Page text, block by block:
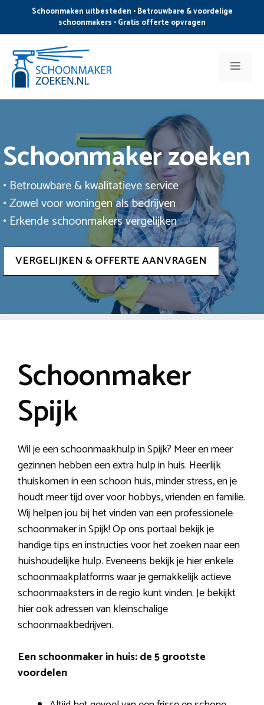
de
inhoud
Schoonmaken uitbesteden • Betrouwbare & voordelige
schoonmakers • Gratis offerte opvragen
Menu
Schoonmaker zoeken
• Betrouwbare & kwalitatieve service
• Zowel voor woningen als bedrijven
• Erkende schoonmakers vergelijken
VERGELIJKEN & OFFERTE AANVRAGEN
Schoonmaker
Spijk
Wil je een schoonmaakhulp in Spijk? Meer en meer
gezinnen hebben een extra hulp in huis. Heerlijk
thuiskomen in een schoon huis, minder stress, en je
houdt meer tijd over voor hobbys, vrienden en familie.
Wij helpen jou bij het vinden van een professionele
schoonmaker in Spijk! Op ons portaal bekijk je
handige tips en instructies voor het zoeken naar een
huishoudelijke hulp. Eveneens bekijk je hier enkele
schoonmaakplatforms waar je gemakkelijk actieve
schoonmaaksters in de regio kunt vinden. Je bekijkt
hier ook adressen van kleinschalige
schoonmaakbedrijven.
Een schoonmaker in huis: de 5 grootste
voordelen